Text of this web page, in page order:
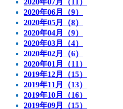
2020年06月（9）
2020年05月（8）
2020年04月（9）
2020年03月（4）
2020年02月（6）
2020年01月（11）
2019年12月（15）
2019年11月（13）
2019年10月（16）
2019年09月（15）